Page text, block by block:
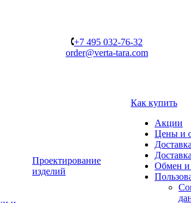
+7 495 032-76-32
order@verta-tara.com
Проектирование
изделий
Как купить
Акции
Цены и
Обмен и